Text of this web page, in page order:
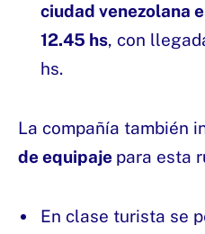
ciudad venezolana
12.45 hs, con
hs.
La compañía también
de equipaje para esta
En clase turista se